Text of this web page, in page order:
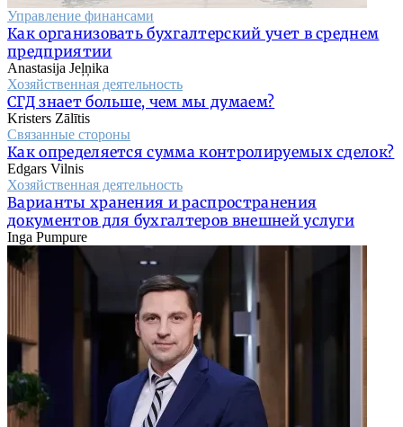
Управление финансами
Как организовать бухгалтерский учет в среднем
предприятии
Anastasija Jeļņika
Хозяйственная деятельность
СГД знает больше, чем мы думаем?
Kristers Zālītis
Связанные стороны
Как определяется сумма контролируемых сделок?
Edgars Vilnis
Хозяйственная деятельность
Варианты хранения и распространения
документов для бухгалтеров внешней услуги
Inga Pumpure